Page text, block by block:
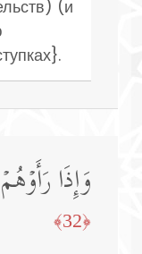
(и
وَإِذَا
﴿32﴾